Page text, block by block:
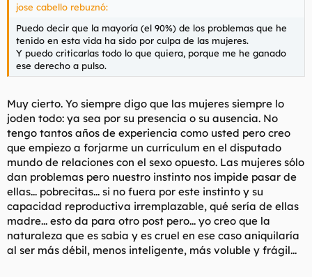
jose cabello rebuznó:
Puedo decir que la mayoría (el 90%) de los problemas que he
tenido en esta vida ha sido por culpa de las mujeres.
Y puedo criticarlas todo lo que quiera, porque me he ganado
ese derecho a pulso.
Muy cierto. Yo siempre digo que las mujeres siempre lo
joden todo: ya sea por su presencia o su ausencia. No
tengo tantos años de experiencia como usted pero creo
que empiezo a forjarme un currículum en el disputado
mundo de relaciones con el sexo opuesto. Las mujeres sólo
dan problemas pero nuestro instinto nos impide pasar de
ellas... pobrecitas... si no fuera por este instinto y su
capacidad reproductiva irremplazable, qué sería de ellas
madre... esto da para otro post pero... yo creo que la
naturaleza que es sabia y es cruel en ese caso aniquilaría
al ser más débil, menos inteligente, más voluble y frágil...